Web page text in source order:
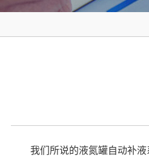
我们所说的液氮罐自动补液